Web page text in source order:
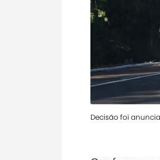
Decisão foi